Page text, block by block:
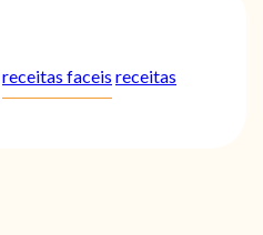
receitas faceis receitas